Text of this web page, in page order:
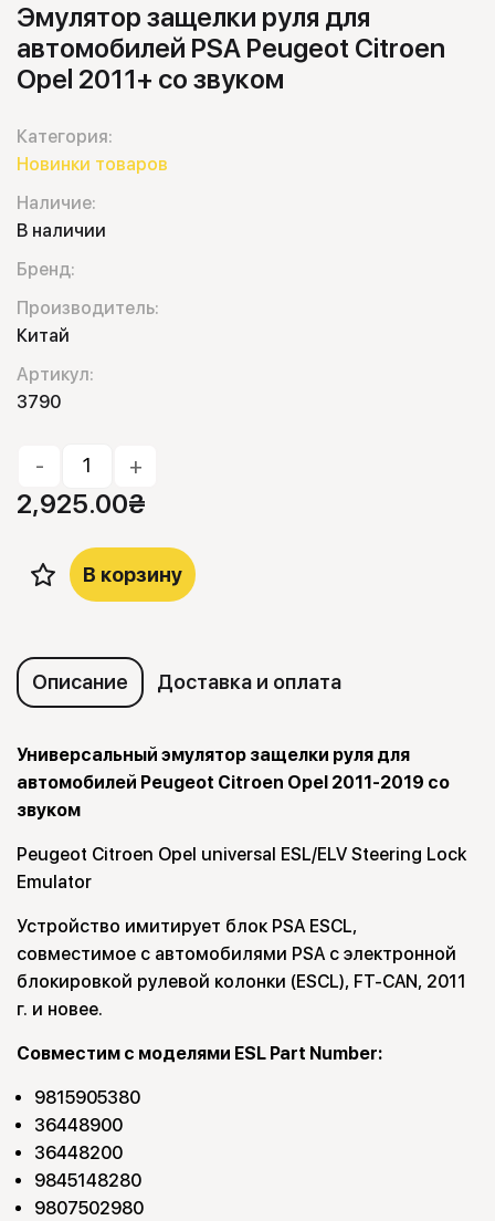
Эмулятор защелки руля для
автомобилей PSA Peugeot Citroen
Opel 2011+ со звуком
Категория:
Новинки товаров
Наличие:
В наличии
Бренд:
Производитель:
Китай
Артикул:
3790
- +
2,925.00₴
В корзину
Описание Доставка и оплата
Универсальный эмулятор защелки руля для
автомобилей Peugeot Citroen Opel 2011-2019 со
звуком
Peugeot Citroen Opel universal ESL/ELV Steering Lock
Emulator
Устройство имитирует блок PSA ESCL,
совместимое с автомобилями PSA с электронной
блокировкой рулевой колонки (ESCL), FT-CAN, 2011
г. и новее.
Совместим с моделями ESL Part Number:
9815905380
36448900
36448200
9845148280
9807502980